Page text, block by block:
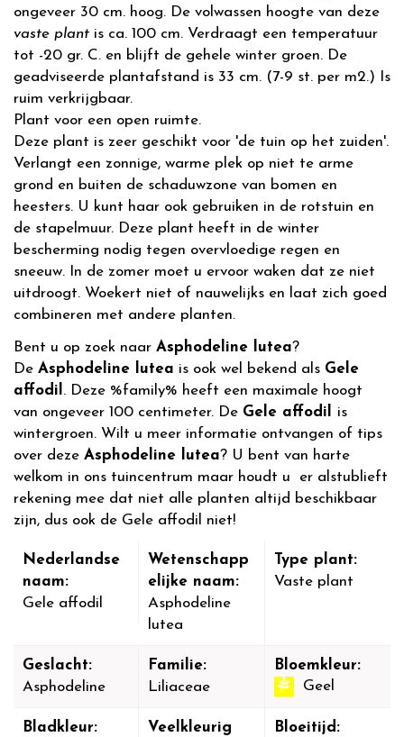
ongeveer 30 cm. hoog. De volwassen hoogte van deze
vaste plant is ca. 100 cm. Verdraagt een temperatuur
tot -20 gr. C. en blijft de gehele winter groen. De
geadviseerde plantafstand is 33 cm. (7-9 st. per m2.) Is
ruim verkrijgbaar.
Plant voor een open ruimte.
Deze plant is zeer geschikt voor 'de tuin op het zuiden'.
Verlangt een zonnige, warme plek op niet te arme
grond en buiten de schaduwzone van bomen en
heesters. U kunt haar ook gebruiken in de rotstuin en
de stapelmuur. Deze plant heeft in de winter
bescherming nodig tegen overvloedige regen en
sneeuw. In de zomer moet u ervoor waken dat ze niet
uitdroogt. Woekert niet of nauwelijks en laat zich goed
combineren met andere planten.
Bent u op zoek naar Asphodeline lutea?
De Asphodeline lutea is ook wel bekend als Gele
affodil . Deze %family% heeft een maximale hoogt
van ongeveer 100 centimeter. De Gele affodil is
wintergroen. Wilt u meer informatie ontvangen of tips
over deze Asphodeline lutea? U bent van harte
welkom in ons tuincentrum maar houdt u er alstublieft
rekening mee dat niet alle planten altijd beschikbaar
zijn, dus ook de Gele affodil niet!
Nederlandse
naam:
Gele affodil
Wetenschapp
elijke naam:
Asphodeline
lutea
Type plant:
Vaste plant
Geslacht:
Asphodeline
Familie:
Liliaceae
Bloemkleur:
Geel
Bladkleur:
Veelkleurig
Bloeitijd: